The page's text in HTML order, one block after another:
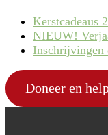
Kerstcadeaus
NIEUW!
Inschrijvingen
Doneer en